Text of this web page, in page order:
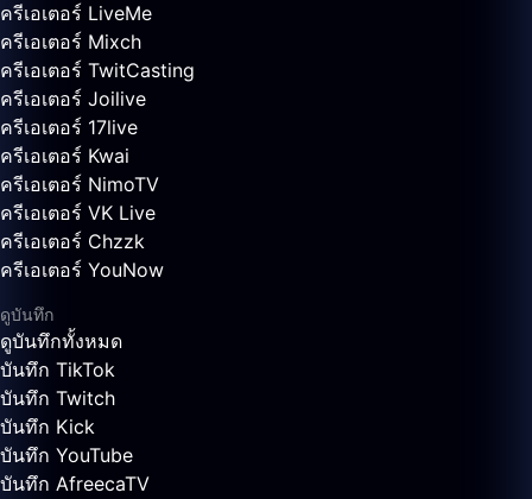
ครีเอเตอร์ LiveMe
ครีเอเตอร์ Mixch
ครีเอเตอร์ TwitCasting
ครีเอเตอร์ Joilive
ครีเอเตอร์ 17live
ครีเอเตอร์ Kwai
ครีเอเตอร์ NimoTV
ครีเอเตอร์ VK Live
ครีเอเตอร์ Chzzk
ครีเอเตอร์ YouNow
ดูบันทึก
ดูบันทึกทั้งหมด
บันทึก TikTok
บันทึก Twitch
บันทึก Kick
บันทึก YouTube
บันทึก AfreecaTV